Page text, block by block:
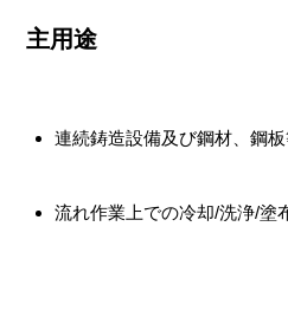
主用途
連続鋳造設備及び鋼材、鋼
流れ作業上での冷却/洗浄/塗